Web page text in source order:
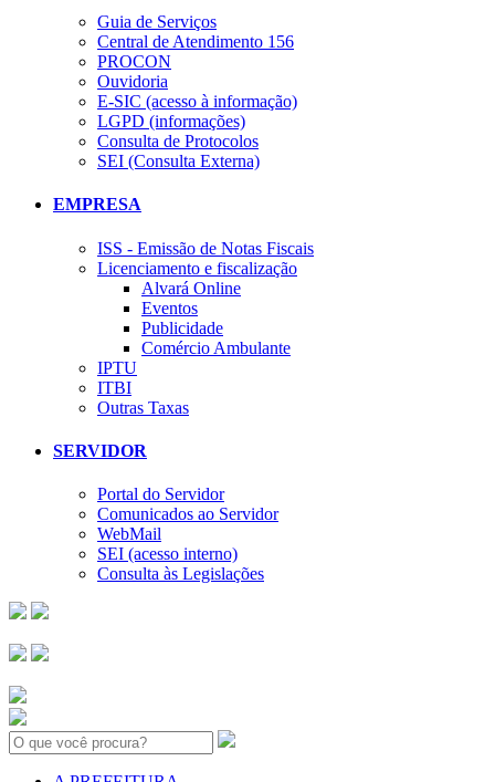
Guia de Serviços
Central de Atendimento 156
PROCON
Ouvidoria
E-SIC (acesso à informação)
LGPD (informações)
Consulta de Protocolos
SEI (Consulta Externa)
EMPRESA
ISS - Emissão de Notas Fiscais
Licenciamento e fiscalização
Alvará Online
Eventos
Publicidade
Comércio Ambulante
IPTU
ITBI
Outras Taxas
SERVIDOR
Portal do Servidor
Comunicados ao Servidor
WebMail
SEI (acesso interno)
Consulta às Legislações
Search: